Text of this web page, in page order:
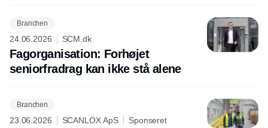
Branchen
24.06.2026 SCM.dk
Fagorganisation: Forhøjet
seniorfradrag kan ikke stå alene
Branchen
23.06.2026 SCANLOX ApS Sponseret